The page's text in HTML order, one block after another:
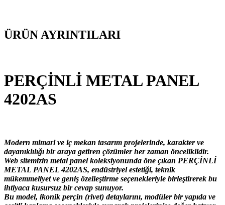
ÜRÜN AYRINTILARI
PERÇİNLİ METAL PANEL
4202AS
Modern mimari ve iç mekan tasarım projelerinde, karakter ve
dayanıklılığı bir araya getiren çözümler her zaman önceliklidir.
Web sitemizin metal panel koleksiyonunda öne çıkan PERÇİNLİ
METAL PANEL 4202AS, endüstriyel estetiği, teknik
mükemmeliyet ve geniş özelleştirme seçenekleriyle birleştirerek bu
ihtiyaca kusursuz bir cevap sunuyor.
Bu model, ikonik perçin (rivet) detaylarını, modüler bir yapıda ve